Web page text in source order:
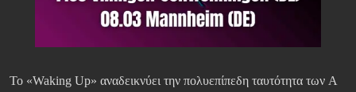
Το «Waking Up» αναδεικνύει την πολυεπίπεδη ταυτότητα των A